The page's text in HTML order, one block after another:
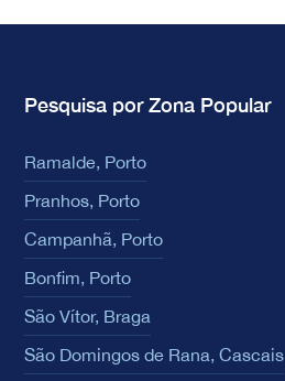
Pesquisa por Zona Popular
Ramalde, Porto
Pranhos, Porto
Campanhã, Porto
Bonfim, Porto
São Vítor, Braga
São Domingos de Rana, Cascais